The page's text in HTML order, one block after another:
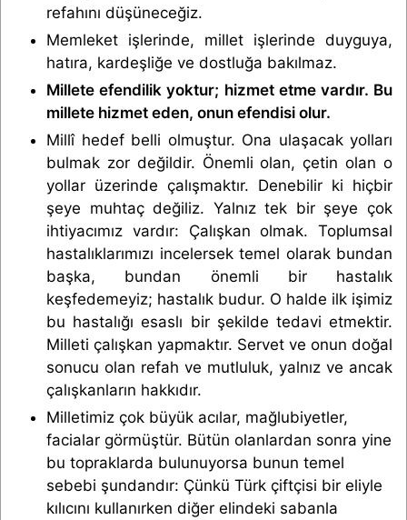
refahını düşüneceğiz.
Memleket işlerinde, millet işlerinde duyguya,
hatıra, kardeşliğe ve dostluğa bakılmaz.
Millete efendilik yoktur; hizmet etme vardır. Bu
millete hizmet eden, onun efendisi olur.
Millî hedef belli olmuştur. Ona ulaşacak yolları
bulmak zor değildir. Önemli olan, çetin olan o
yollar üzerinde çalışmaktır. Denebilir ki hiçbir
şeye muhtaç değiliz. Yalnız tek bir şeye çok
ihtiyacımız vardır: Çalışkan olmak. Toplumsal
hastalıklarımızı incelersek temel olarak bundan
başka, bundan önemli bir hastalık
keşfedemeyiz; hastalık budur. O halde ilk işimiz
bu hastalığı esaslı bir şekilde tedavi etmektir.
Milleti çalışkan yapmaktır. Servet ve onun doğal
sonucu olan refah ve mutluluk, yalnız ve ancak
çalışkanların hakkıdır.
Milletimiz çok büyük acılar, mağlubiyetler,
facialar görmüştür. Bütün olanlardan sonra yine
bu topraklarda bulunuyorsa bunun temel
sebebi şundandır: Çünkü Türk çiftçisi bir eliyle
kılıcını kullanırken diğer elindeki sabanla